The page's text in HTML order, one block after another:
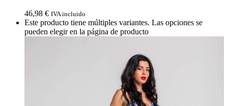
46,98 € IVA incluido
Este producto tiene múltiples variantes. Las opciones se
pueden elegir en la página de producto